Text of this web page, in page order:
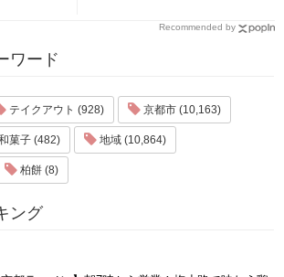
Recommended by
ワード
テイクアウト (928) 京都市 (10,163)
菓子 (482) 地域 (10,864)
柏餅 (8)
ング